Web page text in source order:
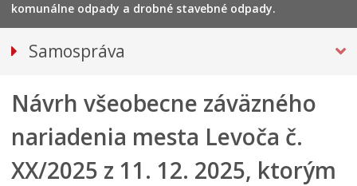
komunálne odpady a drobné stavebné odpady.
Samospráva
Hlavný kontrolór mesta
Mestské zastupiteľstvo
Verejné obstarávania
Návrh všeobecne záväzného
nariadenia mesta Levoča č.
XX/2025 z 11. 12. 2025, ktorým